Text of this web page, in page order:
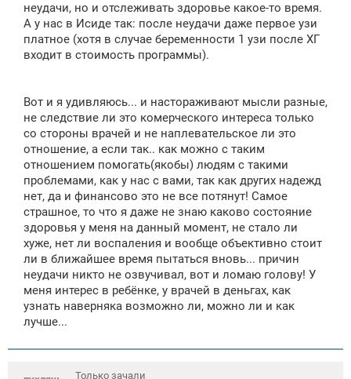
неудачи, но и отслеживать здоровье какое-то время.
А у нас в Исиде так: после неудачи даже первое узи
платное (хотя в случае беременности 1 узи после ХГ
входит в стоимость программы).
Вот и я удивляюсь... и настораживают мысли разные,
не следствие ли это комерческого интереса только
со стороны врачей и не наплевательское ли это
отношение, а если так.. как можно с таким
отношением помогать(якобы) людям с такими
проблемами, как у нас с вами, так как других надежд
нет, да и финансово это не все потянут! Самое
страшное, то что я даже не знаю каково состояние
здоровья у меня на данный момент, не стало ли
хуже, нет ли воспаления и вообще объективно стоит
ли в ближайшее время пытаться вновь... причин
неудачи никто не озвучивал, вот и ломаю голову! У
меня интерес в ребёнке, у врачей в деньгах, как
узнать наверняка возможно ли, можно ли и как
лучше...
Только зачали